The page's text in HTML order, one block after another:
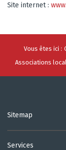
Site internet :
Vous êtes ici :
Associations
Sitemap
Services